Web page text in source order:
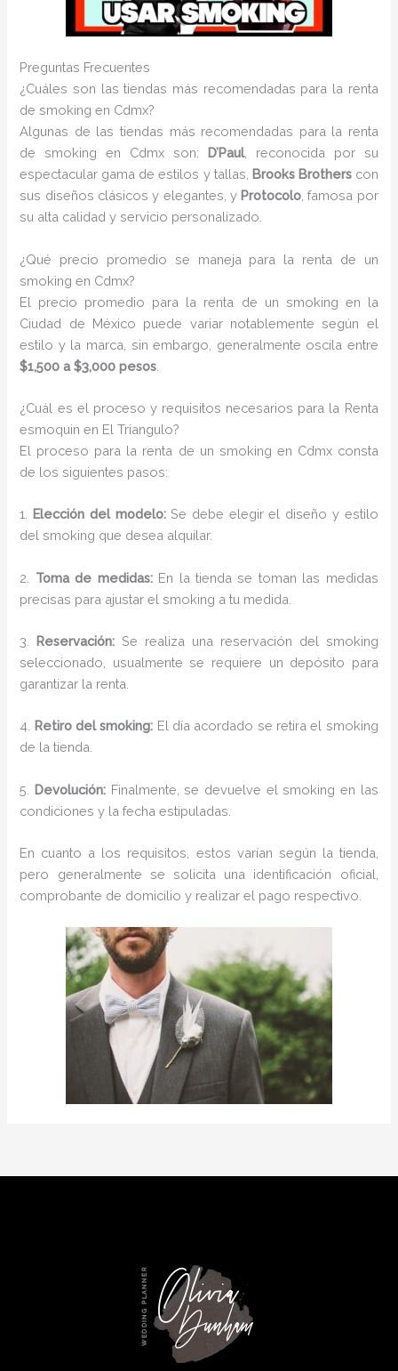
Preguntas Frecuentes
¿Cuáles son las tiendas más recomendadas para la renta
de smoking en Cdmx?
Algunas de las tiendas más recomendadas para la renta
de smoking en Cdmx son: D’Paul, reconocida por su
espectacular gama de estilos y tallas, Brooks Brotherscon
sus diseños clásicos y elegantes, y Protocolo , famosa por
su alta calidad y servicio personalizado.
¿Qué precio promedio se maneja para la renta de un
smoking en Cdmx?
El precio promedio para la renta de un smoking en la
Ciudad de México puede variar notablemente según el
estilo y la marca, sin embargo, generalmente oscila entre
$1,500 a $3,000 pesos
¿Cuál es el proceso y requisitos necesarios para la Renta
esmoquin en El Triangulo?
El proceso para la renta de un smoking en Cdmx consta
de los siguientes pasos:
1. Elección del modelo:Se debe elegir el diseño y estilo
del smoking que desea alquilar.
2. Toma de medidas:En la tienda se toman las medidas
precisas para ajustar el smoking a tu medida.
3. Reservación: Se realiza una reservación del smoking
seleccionado, usualmente se requiere un depósito para
garantizar la renta.
4. Retiro del smoking: El día acordado se retira el smoking
de la tienda.
5. Devolución: Finalmente, se devuelve el smoking en las
condiciones y la fecha estipuladas.
En cuanto a los requisitos, estos varían según la tienda,
pero generalmente se solicita una identificación oficial,
comprobante de domicilio y realizar el pago respectivo.